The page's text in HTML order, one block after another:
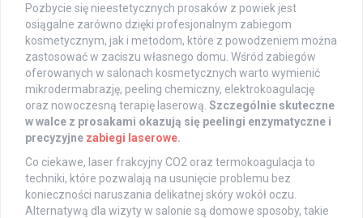
Pozbycie się nieestetycznych prosaków z powiek jest
osiągalne zarówno dzięki profesjonalnym zabiegom
kosmetycznym, jak i metodom, które z powodzeniem można
zastosować w zaciszu własnego domu. Wśród zabiegów
oferowanych w salonach kosmetycznych warto wymienić
mikrodermabrazję, peeling chemiczny, elektrokoagulację
oraz nowoczesną terapię laserową. Szczególnie skuteczne
w walce z prosakami okazują się peelingi enzymatyczne i
precyzyjne zabiegi laserowe.
Co ciekawe, laser frakcyjny CO2 oraz termokoagulacja to
techniki, które pozwalają na usunięcie problemu bez
konieczności naruszania delikatnej skóry wokół oczu.
Alternatywą dla wizyty w salonie są domowe sposoby, takie